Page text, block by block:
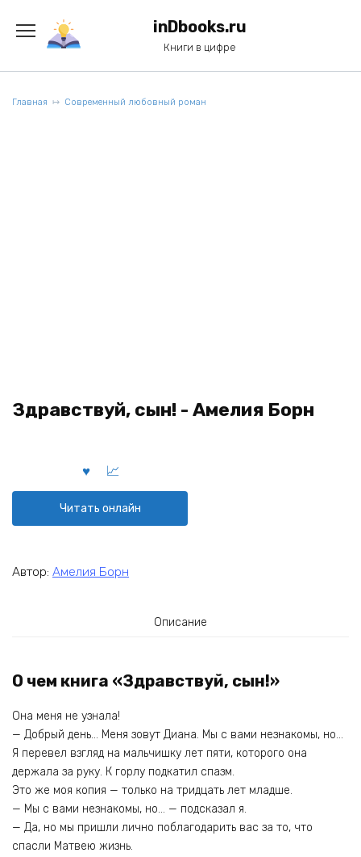
содержанию
inDbooks.ru
Книги в цифре
Главная Современный любовный роман
Здравствуй, сын! - Амелия Борн
Читать онлайн
Автор: Амелия Борн
Описание
О чем книга «Здравствуй, сын!»
Она меня не узнала!
— Добрый день… Меня зовут Диана. Мы с вами незнакомы, но…
Я перевел взгляд на мальчишку лет пяти, которого она
держала за руку. К горлу подкатил спазм.
Это же моя копия — только на тридцать лет младше.
— Мы с вами незнакомы, но… — подсказал я.
— Да, но мы пришли лично поблагодарить вас за то, что
спасли Матвею жизнь.